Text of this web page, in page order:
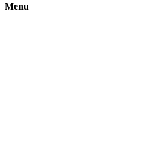
Menu